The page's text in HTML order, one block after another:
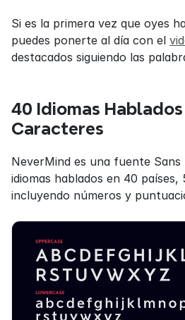
Si es la primera vez que oyes
puedes ponerte al día con el
destacados siguiendo las
40 Idiomas
Caracteres
NeverMind es una fuente
idiomas hablados en 40
incluyendo números y